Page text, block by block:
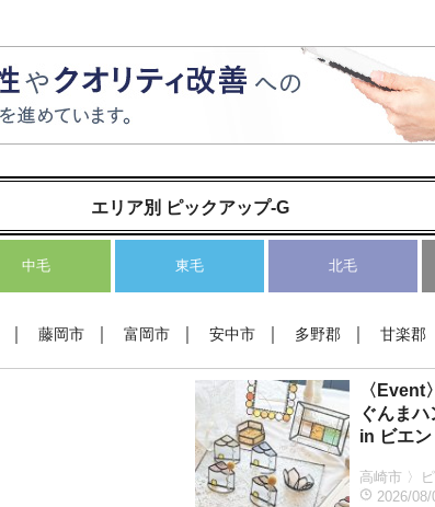
エリア別 ピックアップ-G
中毛 東毛 北毛
藤岡市 富岡市 安中市 多野郡 甘楽郡
〈Event
ぐんま
in ビエ
高崎市 〉
2026/08/